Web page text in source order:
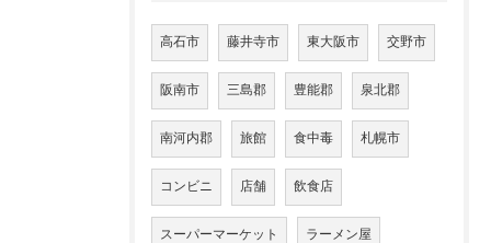
高石市 藤井寺市 東大阪市 交野市
阪南市 三島郡 豊能郡 泉北郡
南河内郡 旅館 食中毒 札幌市
コンビニ 店舗 飲食店
スーパーマーケット ラーメン屋